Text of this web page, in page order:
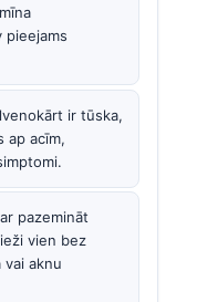
pieejams
ir tūska,
ap acīm,
pazemināt
vien bez
aknu